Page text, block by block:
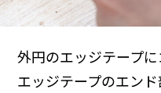
外円のエッジテープに
エッジテープのエン